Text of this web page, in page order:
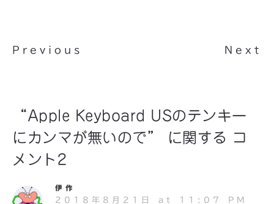
Previous Next
“Apple Keyboard USのテンキー
にカンマが無いので” に関する コ
メント2
伊作
2018年8月21日 at 11:07 PM